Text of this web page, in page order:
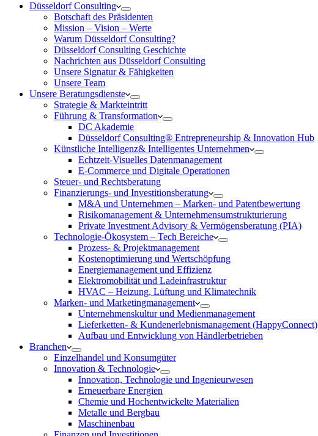
Düsseldorf Consulting
Botschaft des Präsidenten
Mission – Vision – Werte
Warum Düsseldorf Consulting?
Düsseldorf Consulting Geschichte
Nachrichten aus Düsseldorf Consulting
Unsere Signatur & Fähigkeiten
Unsere Team
Unsere Beratungsdienste
Strategie & Markteintritt
Führung & Transformation
DC Akademie
Düsseldorf Consulting® Entrepreneurship & Innovation Hub
Künstliche Intelligenz& Intelligentes Unternehmen
Echtzeit-Visuelles Datenmanagement
E-Commerce und Digitale Operationen
Steuer- und Rechtsberatung
Finanzierungs- und Investitionsberatung
M&A und Unternehmen – Marken- und Patentbewertung
Risikomanagement & Unternehmensumstrukturierung
Private Investment Advisory & Vermögensberatung (PIA)
Technologie-Ökosystem – Tech Bereiche
Prozess- & Projektmanagement
Kostenoptimierung und Wertschöpfung
Energiemanagement und Effizienz
Elektromobilität und Ladeinfrastruktur
HVAC – Heizung, Lüftung und Klimatechnik
Marken- und Marketingmanagement
Unternehmenskultur und Medienmanagement
Lieferketten- & Kundenerlebnismanagement (HappyConnect)
Aufbau und Entwicklung von Händlerbetrieben
Branchen
Einzelhandel und Konsumgüter
Innovation & Technologie
Innovation, Technologie und Ingenieurwesen
Erneuerbare Energien
Chemie und Hochentwickelte Materialien
Metalle und Bergbau
Maschinenbau